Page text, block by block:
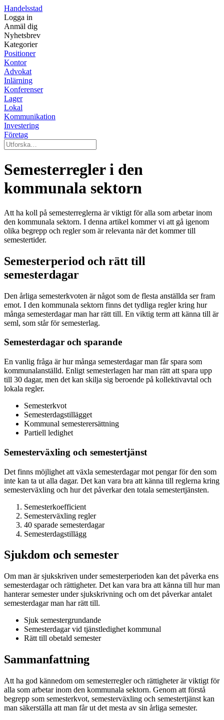
Handelsstad
Logga in
Anmäl dig
Nyhetsbrev
Kategorier
Positioner
Kontor
Advokat
Inlärning
Konferenser
Lager
Lokal
Kommunikation
Investering
Företag
Semesterregler i den
kommunala sektorn
Att ha koll på semesterreglerna är viktigt för alla som arbetar inom
den kommunala sektorn. I denna artikel kommer vi att gå igenom
olika begrepp och regler som är relevanta när det kommer till
semestertider.
Semesterperiod och rätt till
semesterdagar
Den årliga semesterkvoten är något som de flesta anställda ser fram
emot. I den kommunala sektorn finns det tydliga regler kring hur
många semesterdagar man har rätt till. En viktig term att känna till är
seml, som står för semesterlag.
Semesterdagar och sparande
En vanlig fråga är hur många semesterdagar man får spara som
kommunalanställd. Enligt semesterlagen har man rätt att spara upp
till 30 dagar, men det kan skilja sig beroende på kollektivavtal och
lokala regler.
Semesterkvot
Semesterdagstillägget
Kommunal semesterersättning
Partiell ledighet
Semesterväxling och semestertjänst
Det finns möjlighet att växla semesterdagar mot pengar för den som
inte kan ta ut alla dagar. Det kan vara bra att känna till reglerna kring
semesterväxling och hur det påverkar den totala semestertjänsten.
Semesterkoefficient
Semesterväxling regler
40 sparade semesterdagar
Semesterdagstillägg
Sjukdom och semester
Om man är sjukskriven under semesterperioden kan det påverka ens
semesterdagar och rättigheter. Det kan vara bra att känna till hur man
hanterar semester under sjukskrivning och om det påverkar antalet
semesterdagar man har rätt till.
Sjuk semestergrundande
Semesterdagar vid tjänstledighet kommunal
Rätt till obetald semester
Sammanfattning
Att ha god kännedom om semesterregler och rättigheter är viktigt för
alla som arbetar inom den kommunala sektorn. Genom att förstå
begrepp som semesterkvot, semesterväxling och semestertjänst kan
man säkerställa att man får ut det mesta av sin årliga semester.